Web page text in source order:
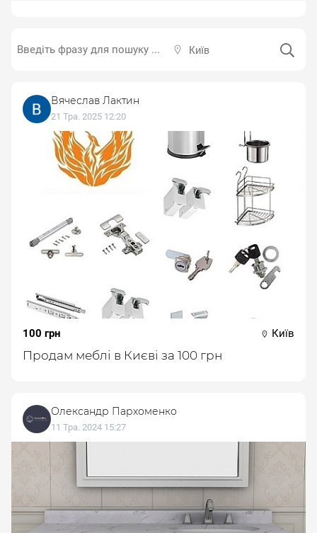
Київ
Вячеслав Лактин
21 Тра. 2025 12:20
100 грн Київ
Продам меблі в Києві за 100 грн
Олександр Пархоменко
11 Тра. 2024 15:27